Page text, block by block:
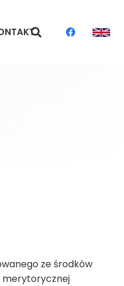
ze środków
merytorycznej